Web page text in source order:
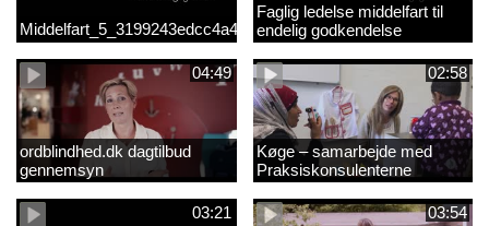
Middelfart_5_3199243edcc4a41acb865705c927d015.mp4
Faglig ledelse middelfart til
endelig godkendelse
04:49
ordblindhed.dk dagtilbud
gennemsyn
02:58
Køge – samarbejde med
Praksiskonsulenterne
03:21 03:54